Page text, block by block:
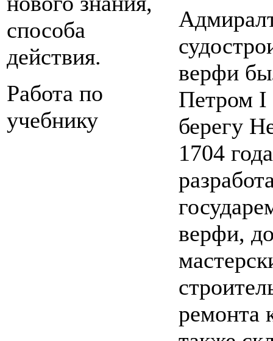
способа
действия.
Работа по
учебнику
верфи
Петром I
берегу
1704
верфи,
ремонта